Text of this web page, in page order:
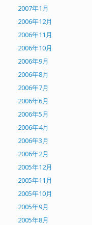
2007年1月
2006年12月
2006年11月
2006年10月
2006年9月
2006年8月
2006年7月
2006年6月
2006年5月
2006年4月
2006年3月
2006年2月
2005年12月
2005年11月
2005年10月
2005年9月
2005年8月